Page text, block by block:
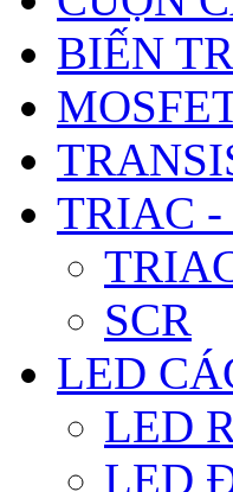
BIẾN
TRIAC -
SCR
LED
LED
LED